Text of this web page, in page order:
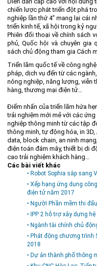
Đầu tư
Khu CNC Hòa Lạc
Lao động
Môi trường
Quy hoạch - Xây dựng
Ưu đãi đầu tư
Công nghệ và Sản
Văn bản khác
Công khai ngân sách
Liên hệ - Liên kết
Liên kết
Liên hệ
chiến lược phát triển đột phá
nghiệp lần thứ 4” mang lại cái
triển kinh tế, xã hội trong kỷ
Phiên đối thoại về chính sách
phủ, Quốc hội và chuyên gia
sách chủ động tham gia Cách
Triển lãm quốc tế về công
pháp, dịch vụ đến từ các
nông nghiệp, năng lượng, viễn
hàng, thương mại điện tử…
Điểm nhấn của triển lãm hứa
trải nghiệm mới mẻ với các
nghiệp thông minh từ các tập
thông minh, tự động hóa, in
data, block chain, an ninh
điện toán đám mây, thiết bị di
cao trải nghiệm khách hàng…
Các bài viết khác
• Robot Sophia sắp sang
• Xếp hạng ứng dụng
điện tử năm 2017
• Người Phần mềm thi
• IPP 2 hỗ trợ xây dựng
• Ngành tài chính chủ
• Phát động chương trình
2018
• Dự án thành phố thông